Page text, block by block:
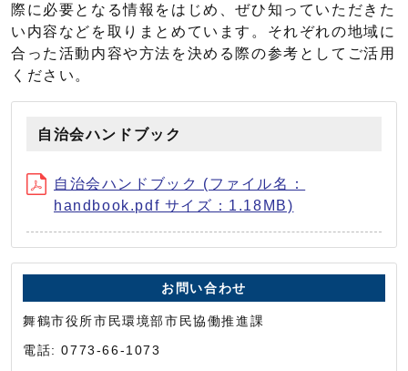
際に必要となる情報をはじめ、ぜひ知っていただきた
い内容などを取りまとめています。それぞれの地域に
合った活動内容や方法を決める際の参考としてご活用
ください。
自治会ハンドブック
自治会ハンドブック (ファイル名：
handbook.pdf サイズ：1.18MB)
お問い合わせ
舞鶴市役所市民環境部市民協働推進課
電話: 0773-66-1073